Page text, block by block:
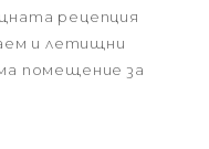
рецепция
и летищни
помещение за